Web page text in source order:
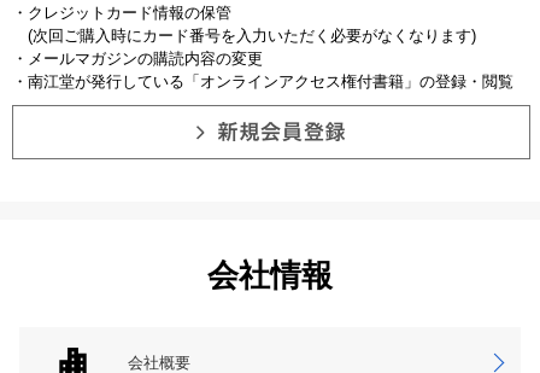
・クレジットカード情報の保管
(次回ご購入時にカード番号を入力いただく必要がなくなります)
・メールマガジンの購読内容の変更
・南江堂が発行している「オンラインアクセス権付書籍」の登録・閲覧
会社情報
会社概要